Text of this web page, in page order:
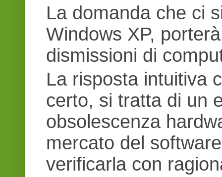
La domanda che ci
Windows XP,
dismissioni di
La risposta intuitiva
certo, si tratta di un
obsolescenza
mercato del
verificarla con